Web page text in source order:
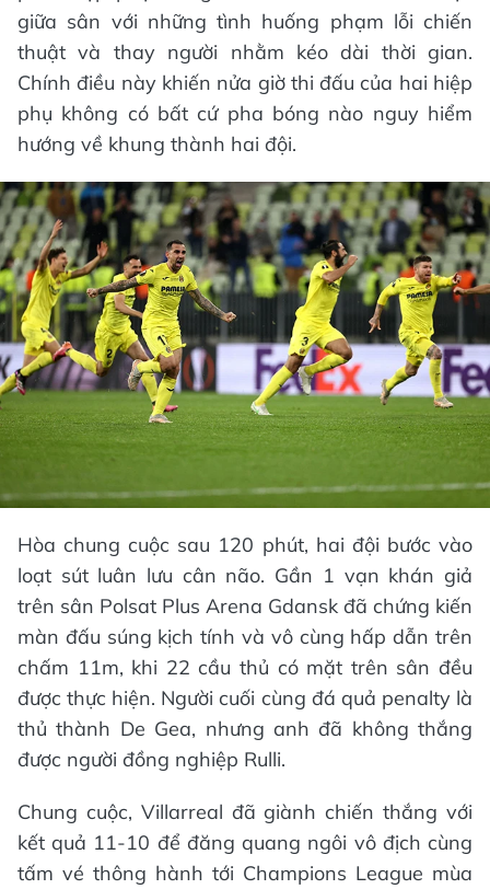
giữa sân với những tình huống phạm lỗi chiến
thuật và thay người nhằm kéo dài thời gian.
Chính điều này khiến nửa giờ thi đấu của hai hiệp
phụ không có bất cứ pha bóng nào nguy hiểm
hướng về khung thành hai đội.
Hòa chung cuộc sau 120 phút, hai đội bước vào
loạt sút luân lưu cân não. Gần 1 vạn khán giả
trên sân Polsat Plus Arena Gdansk đã chứng kiến
màn đấu súng kịch tính và vô cùng hấp dẫn trên
chấm 11m, khi 22 cầu thủ có mặt trên sân đều
được thực hiện. Người cuối cùng đá quả penalty là
thủ thành De Gea, nhưng anh đã không thắng
được người đồng nghiệp Rulli.
Chung cuộc, Villarreal đã giành chiến thắng với
kết quả 11-10 để đăng quang ngôi vô địch cùng
tấm vé thông hành tới Champions League mùa